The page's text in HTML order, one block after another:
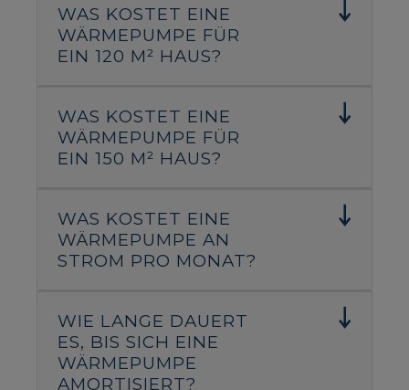
WAS KOSTET EINE
WÄRMEPUMPE FÜR
EIN 120 M² HAUS?
WAS KOSTET EINE
WÄRMEPUMPE FÜR
EIN 150 M² HAUS?
WAS KOSTET EINE
WÄRMEPUMPE AN
STROM PRO MONAT?
WIE LANGE DAUERT
ES, BIS SICH EINE
WÄRMEPUMPE
AMORTISIERT?